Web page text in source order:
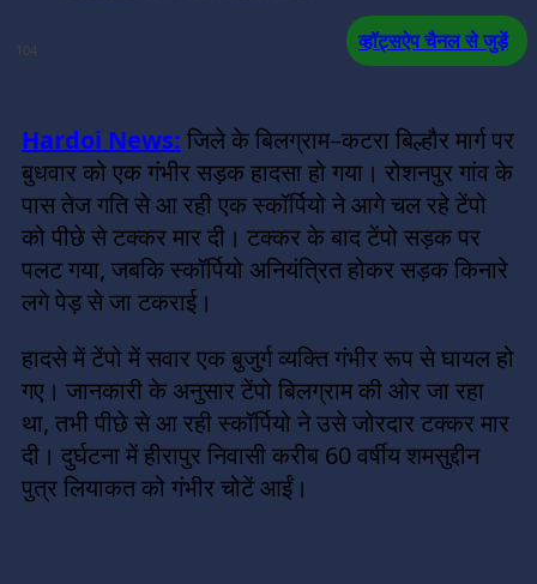
व्हॉट्सऐप चैनल से जुड़ें
104
Hardoi News: जिले के बिलग्राम–कटरा बिल्हौर मार्ग पर
बुधवार को एक गंभीर सड़क हादसा हो गया। रोशनपुर गांव के
पास तेज गति से आ रही एक स्कॉर्पियो ने आगे चल रहे टेंपो
को पीछे से टक्कर मार दी। टक्कर के बाद टेंपो सड़क पर
पलट गया, जबकि स्कॉर्पियो अनियंत्रित होकर सड़क किनारे
लगे पेड़ से जा टकराई।
हादसे में टेंपो में सवार एक बुजुर्ग व्यक्ति गंभीर रूप से घायल हो
गए। जानकारी के अनुसार टेंपो बिलग्राम की ओर जा रहा
था, तभी पीछे से आ रही स्कॉर्पियो ने उसे जोरदार टक्कर मार
दी। दुर्घटना में हीरापुर निवासी करीब 60 वर्षीय शमसुद्दीन
पुत्र लियाकत को गंभीर चोटें आईं।